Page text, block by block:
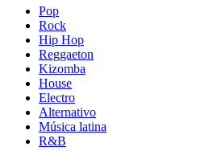
Pop
Rock
Hip Hop
Reggaeton
Kizomba
House
Electro
Alternativo
Música latina
R&B